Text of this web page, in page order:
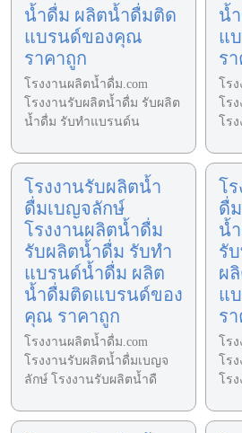
น้ำดื่ม ผลิตน้ำดื่มติด
แบรนด์ของคุณ
ราคาถูก
โรงงานผลิตน้ำดื่ม.com
โรงงานรับผลิตน้ำดื่ม รับผลิต
น้ำดื่ม รับทำแบรนด์น
น้
แ
ร
โร
โร
โร
โรงงานรับผลิตน้ำ
ดื่มเบญจลักษ์
โรงงานผลิตน้ำดื่ม
รับผลิตน้ำดื่ม รับทำ
แบรนด์น้ำดื่ม ผลิต
น้ำดื่มติดแบรนด์ของ
คุณ ราคาถูก
โรงงานผลิตน้ำดื่ม.com
โรงงานรับผลิตน้ำดื่มเบญจ
ลักษ์ โรงงานรับผลิตน้ำดื
โ
ดื่
น้
รั
ผ
แ
ร
โร
โร
โร